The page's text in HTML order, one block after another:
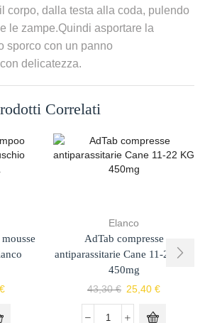
corpo, dalla testa alla coda, pulendo
le zampe.Quindi asportare la
sporco con un panno
delicatezza.
Correlati
€
Elanco
AdTab compresse
antiparassitarie Cane 11-22 KG
450mg
43,30€ 25,40 €